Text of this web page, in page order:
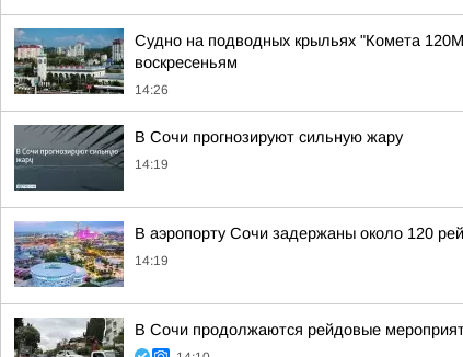
Судно на подводных крыльях "Комета
воскресеньям
14:26
В Сочи прогнозируют сильную жару
14:19
В аэропорту Сочи задержаны около 120
14:19
В Сочи продолжаются рейдовые